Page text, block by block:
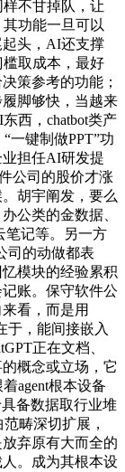
不甘掉队，让
功能一旦可以
头，AI还支撑
取成本，最好
策参考的功能；
脚够快，当越来
西，chatbot类产
一键制做PPT”功
担任AI研发提
公司的股价才涨
胡宇阐发，要么
公类的金数据、
笔记等。另一方
司的动做都表
模块的经验累积
账。保守软件公
看，而是用
于，能间接嵌入
正在文档、
概念或立场，它
agent根本设备
备数据取行业堆
畴深切扩展，
弃原有大而全的
。成为其根本设